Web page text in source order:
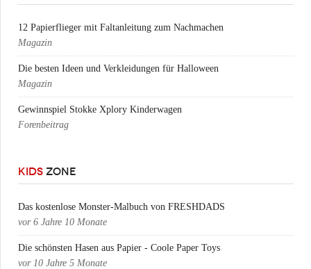
12 Papierflieger mit Faltanleitung zum Nachmachen
Magazin
Die besten Ideen und Verkleidungen für Halloween
Magazin
Gewinnspiel Stokke Xplory Kinderwagen
Forenbeitrag
KIDS ZONE
Das kostenlose Monster-Malbuch von FRESHDADS
vor 6 Jahre 10 Monate
Die schönsten Hasen aus Papier - Coole Paper Toys
vor 10 Jahre 5 Monate